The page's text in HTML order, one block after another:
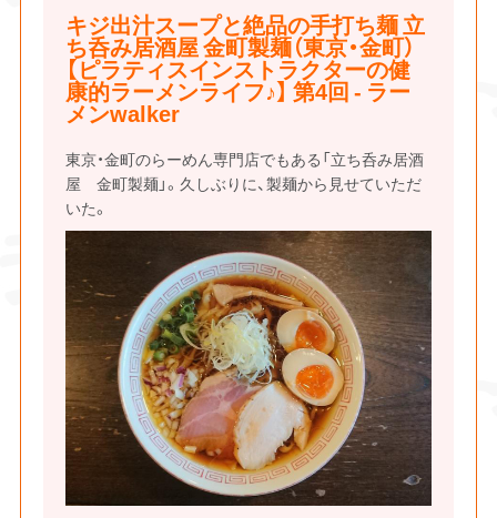
キジ出汁スープと絶品の手打ち麺 立
ち呑み居酒屋 金町製麺（東京・金町）
【ピラティスインストラクターの健
康的ラーメンライフ♪】 第4回 - ラー
メンwalker
東京・金町のらーめん専門店でもある「立ち呑み居酒
屋 金町製麺」。久しぶりに、製麺から見せていただ
いた。